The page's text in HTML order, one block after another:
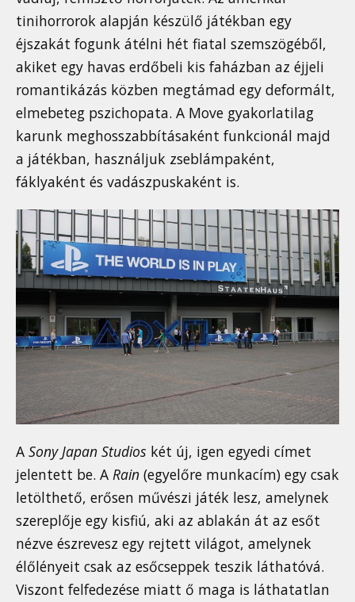
tinihorrorok alapján készülő játékban egy
éjszakát fogunk átélni hét fiatal szemszögéből,
akiket egy havas erdőbeli kis faházban az éjjeli
romantikázás közben megtámad egy deformált,
elmebeteg pszichopata. A Move gyakorlatilag
karunk meghosszabbításaként funkcionál majd
a játékban, használjuk zseblámpaként,
fáklyaként és vadászpuskaként is.
A Sony Japan Studios két új, igen egyedi címet
jelentett be. A Rain (egyelőre munkacím) egy csak
letölthető, erősen művészi játék lesz, amelynek
szereplője egy kisfiú, aki az ablakán át az esőt
nézve észrevesz egy rejtett világot, amelynek
élőlényeit csak az esőcseppek teszik láthatóvá.
Viszont felfedezése miatt ő maga is láthatatlan